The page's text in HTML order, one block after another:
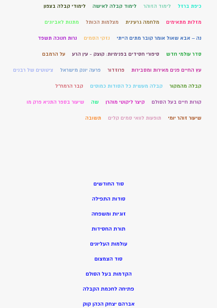
כיפת ברזל לימוד הזוהר לימוד קבלה לאישה לימודי קבלה בצפון
מזלות מתאימים מלחמה גרעינית מצלמות הכותל מתנות לאביונים
נה – אבא שאול אומר קובר מתים הייתי נזקי הסמים נרות חנוכה תשפד
סדר עולמי חדש סיפורי חסידים בפנימיות: קוצק - עין הרע על הרמבם
עץ החיים פנים מאירות ומסבירות פרוזדור פרעה יונק מישראל ציטוטים של רבנים
קבלה מהמקור קבלה מעשית כל הסודות כמוסים קבר הרמח"ל
קורות חיים בעל הסולם קיצר ליקוטי מוהרן שה שיעור בספר התניא פרק מו
שיעור זוהר יומי תופעות לוואי סמים קלים תשובה
סוד החודשים
סודות התפילה
זוגיות ומשפחה
תורת החסידות
עולמות העליונים
סוד הצמצום
הקדמות בעל הסולם
פתיחה לחכמת הקבלה
אברהם יצחק הכהן קוק